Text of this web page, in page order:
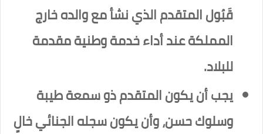
قَبُول المتقدم الذي نشأ مع والده خارج
المملكة عند أداء خدمة وطنية مقدمة
للبلاد.
يجب أن يكون المتقدم ذو سمعة طيبة
وسلوك حسن، وأن يكون سجله الجنائي خالٍ